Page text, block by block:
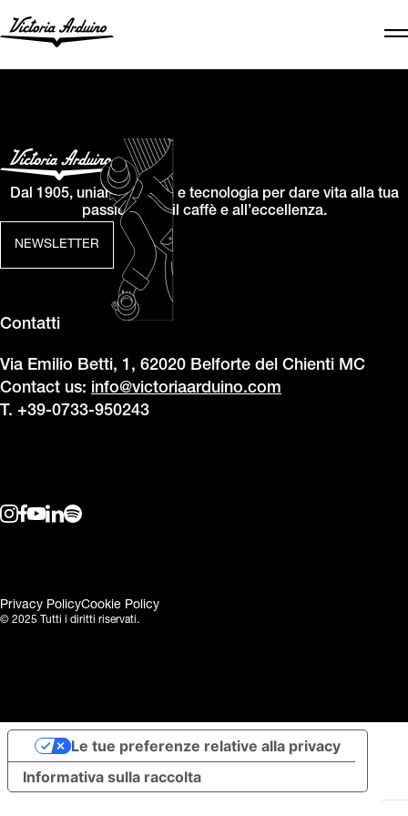
NEWSLETTER
Dal 1905, uniamo design e tecnologia per dare vita alla tua
passione per il caffè e all’eccellenza.
Contatti
Via Emilio Betti, 1, 62020 Belforte del Chienti MC
Contact us: info@victoriaarduino.com
T. +39-0733-950243
© 2025 Tutti i diritti riservati.
Privacy PolicyCookie Policy
Informativa sulla raccolta
Le tue preferenze relative alla privacy